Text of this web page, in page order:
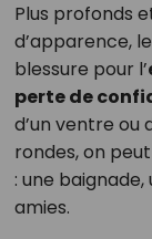
Plus profonds
d’apparence,
blessure pour l’
perte de
d’un ventre ou
rondes, on
: une
amies.